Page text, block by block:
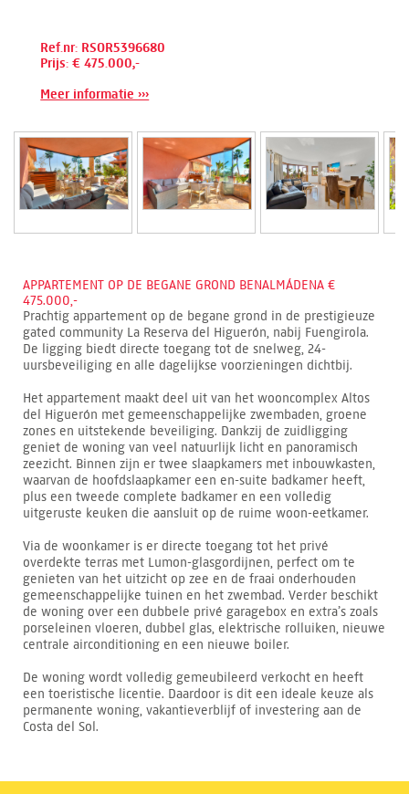
Ref.nr: RSOR5396680
Prijs: € 475.000,-
Meer informatie ›››
APPARTEMENT OP DE BEGANE GROND BENALMÁDENA €
475.000,-
Prachtig appartement op de begane grond in de prestigieuze
gated community La Reserva del Higuerón, nabij Fuengirola.
De ligging biedt directe toegang tot de snelweg, 24-
uursbeveiliging en alle dagelijkse voorzieningen dichtbij.
Het appartement maakt deel uit van het wooncomplex Altos
del Higuerón met gemeenschappelijke zwembaden, groene
zones en uitstekende beveiliging. Dankzij de zuidligging
geniet de woning van veel natuurlijk licht en panoramisch
zeezicht. Binnen zijn er twee slaapkamers met inbouwkasten,
waarvan de hoofdslaapkamer een en-suite badkamer heeft,
plus een tweede complete badkamer en een volledig
uitgeruste keuken die aansluit op de ruime woon-eetkamer.
Via de woonkamer is er directe toegang tot het privé
overdekte terras met Lumon-glasgordijnen, perfect om te
genieten van het uitzicht op zee en de fraai onderhouden
gemeenschappelijke tuinen en het zwembad. Verder beschikt
de woning over een dubbele privé garagebox en extra’s zoals
porseleinen vloeren, dubbel glas, elektrische rolluiken, nieuwe
centrale airconditioning en een nieuwe boiler.
De woning wordt volledig gemeubileerd verkocht en heeft
een toeristische licentie. Daardoor is dit een ideale keuze als
permanente woning, vakantieverblijf of investering aan de
Costa del Sol.